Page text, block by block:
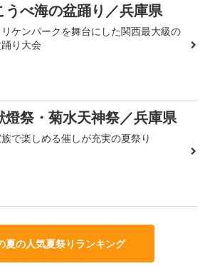
うべ海の盆踊り／兵庫県
リケンパークを舞台にした関西最大級の
り大会
燈祭・菊水天神祭／兵庫県
で楽しめる催しが充実の夏祭り
夏の人気夏祭りランキング